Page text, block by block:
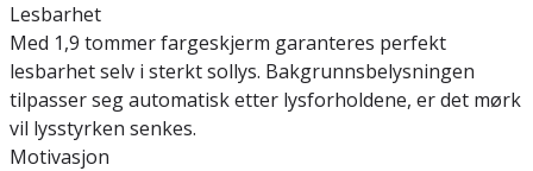
Lesbarhet
Med 1,9 tommer fargeskjerm garanteres perfekt
lesbarhet selv i sterkt sollys. Bakgrunnsbelysningen
tilpasser seg automatisk etter lysforholdene, er det mørk
vil lysstyrken senkes.
Motivasjon